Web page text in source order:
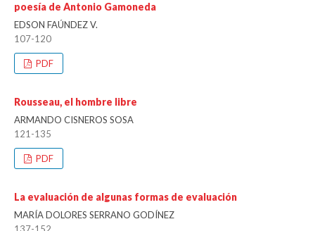
poesía de Antonio Gamoneda
EDSON FAÚNDEZ V.
107-120
PDF
Rousseau, el hombre libre
ARMANDO CISNEROS SOSA
121-135
PDF
La evaluación de algunas formas de evaluación
MARÍA DOLORES SERRANO GODÍNEZ